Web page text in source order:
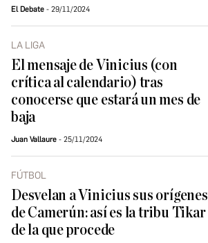
El Debate 29/11/2024
LA LIGA
El mensaje de Vinicius (con
crítica al calendario) tras
conocerse que estará un mes de
baja
Juan Vallaure 25/11/2024
FÚTBOL
Desvelan a Vinicius sus orígenes
de Camerún: así es la tribu Tikar
de la que procede